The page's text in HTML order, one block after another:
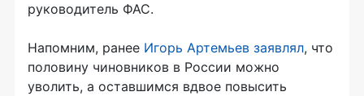
руководитель ФАС.
Напомним, ранее Игорь Артемьев заявлял, что
половину чиновников в России можно
уволить, а оставшимся вдвое повысить